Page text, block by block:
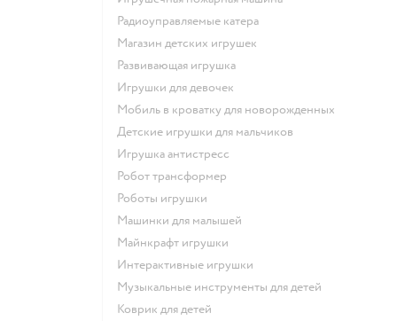
Радиоуправляемые катера
Магазин детских игрушек
Развивающая игрушка
Игрушки для девочек
Мобиль в кроватку для новорожденных
Детские игрушки для мальчиков
Игрушка антистресс
Робот трансформер
Роботы игрушки
Машинки для малышей
Майнкрафт игрушки
Интерактивные игрушки
Музыкальные инструменты для детей
Коврик для детей